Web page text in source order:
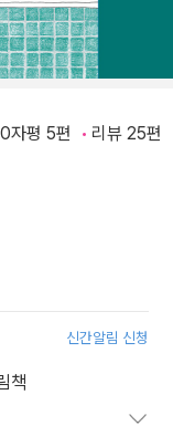
자평 5편 리뷰 25편
신간알림 신청
책